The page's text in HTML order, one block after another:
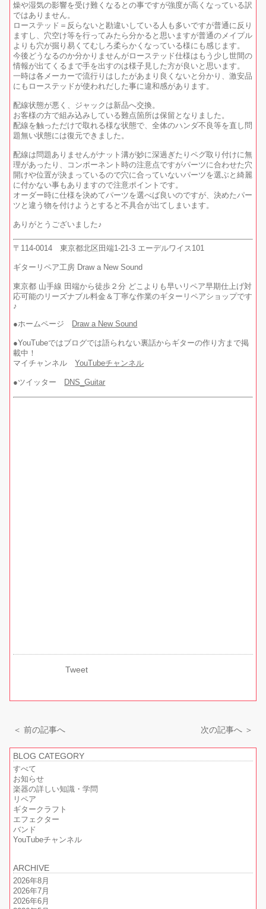
燥や湿気の影響を受け難くなるとの事ですが強度が高くなっている訳
ではありません。
ローステッド＝反らないと勘違いしている人も多いですが普通に反り
ますし、穴空け等を行ってみたら分かると思いますが普通のメイプル
よりも穴が掘り易くてむしろ柔らかくなっている様にも感じます。
今後どうなるのか分かりませんがローステッド仕様はもう少し世間の
情報が出てくるまで手を出すのは様子見した方が良いと思います。
一時は各メーカーで流行りはしたがあまり良くないと分かり、激安品
にもローステッドが使われだした事に違和感があります。
配線状態が悪く、ジャックは新品へ交換。
お客様の方で組み込みしている難点箇所は保留となりました。
配線を触っただけで取れる様な状態で、全体のハンダ不良等を直し問
題無い状態には復元できました。
配線は問題ありませんがナット溝が妙に深過ぎたりペグ取り付けに無
理があったり、コンポーネント時の注意点ですがパーツに合わせた穴
開けや位置が決まっているので穴に合っていないパーツを選ぶと綺麗
に付かない事もありますので注意ポイントです。
オーダー時に仕様を決めてパーツを選べば良いのですが、決めたパー
ツと違う物を付けようとすると不具合が出てしまいます。
ありがとうございました♪
〒114-0014 東京都北区田端1-21-3 エーデルワイス101
ギターリペア工房 Draw a New Sound
東京都 山手線 田端から徒歩２分 どこよりも早いリペア早期仕上げ対
応可能のリーズナブル料金＆丁寧な作業のギターリペアショップです
♪
●ホームページ Draw a New Sound
●YouTubeではブログでは語られない裏話からギターの作り方まで掲
載中！
マイチャンネル YouTubeチャンネル
●ツイッター DNS_Guitar
Tweet
＜ 前の記事へ 次の記事へ ＞
BLOG CATEGORY
すべて
お知らせ
楽器の詳しい知識・学問
リペア
ギタークラフト
エフェクター
バンド
YouTubeチャンネル
ARCHIVE
2026年8月
2026年7月
2026年6月